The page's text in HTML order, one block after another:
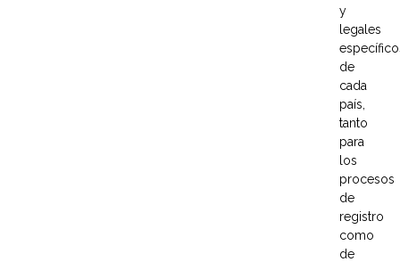
y
legales
de
cada
país,
tanto
para
los
procesos
de
registro
como
de